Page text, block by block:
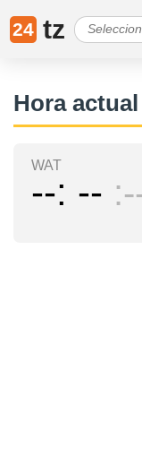
24 tz
Hora
WAT
-- --